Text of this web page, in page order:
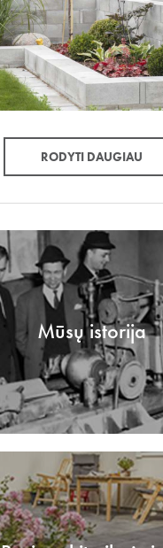
RODYTI DAUGIAU
Mūsų istorija